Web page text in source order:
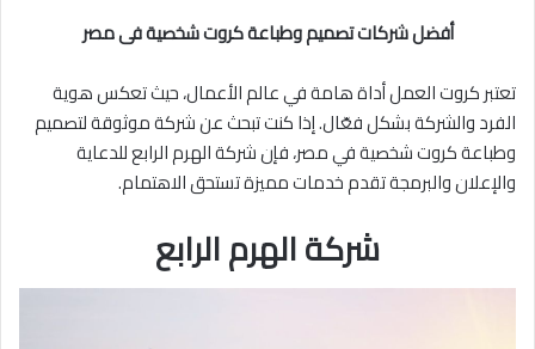
أفضل شركات تصميم وطباعة كروت شخصية فى مصر
تعتبر كروت العمل أداة هامة في عالم الأعمال، حيث تعكس هوية
الفرد والشركة بشكل فعّال. إذا كنت تبحث عن شركة موثوقة لتصميم
وطباعة كروت شخصية في مصر، فإن شركة الهرم الرابع للدعاية
والإعلان والبرمجة تقدم خدمات مميزة تستحق الاهتمام.
شركة الهرم الرابع